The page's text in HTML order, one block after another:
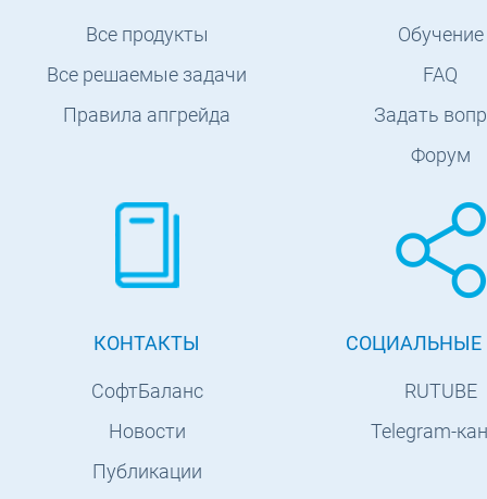
Все продукты
Все решаемые задачи
Правила апгрейда
Обучение
FAQ
Задать
Форум
КОНТАКТЫ
СофтБаланс
Новости
Публикации
СОЦИАЛЬНЫЕ
RUTUBE
Telegram-